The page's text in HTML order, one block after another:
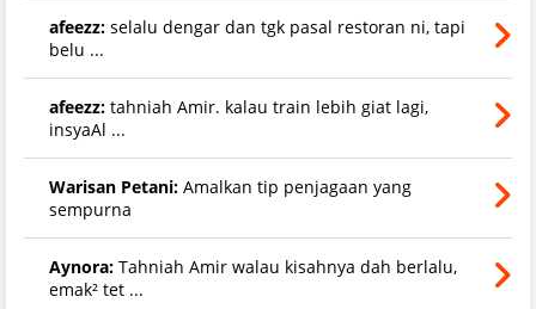
afeezz: selalu dengar dan tgk pasal restoran ni, tapi
belu ...
afeezz: tahniah Amir. kalau train lebih giat lagi,
insyaAl ...
Warisan Petani: Amalkan tip penjagaan yang
sempurna
Aynora: Tahniah Amir walau kisahnya dah berlalu,
emak² tet ...